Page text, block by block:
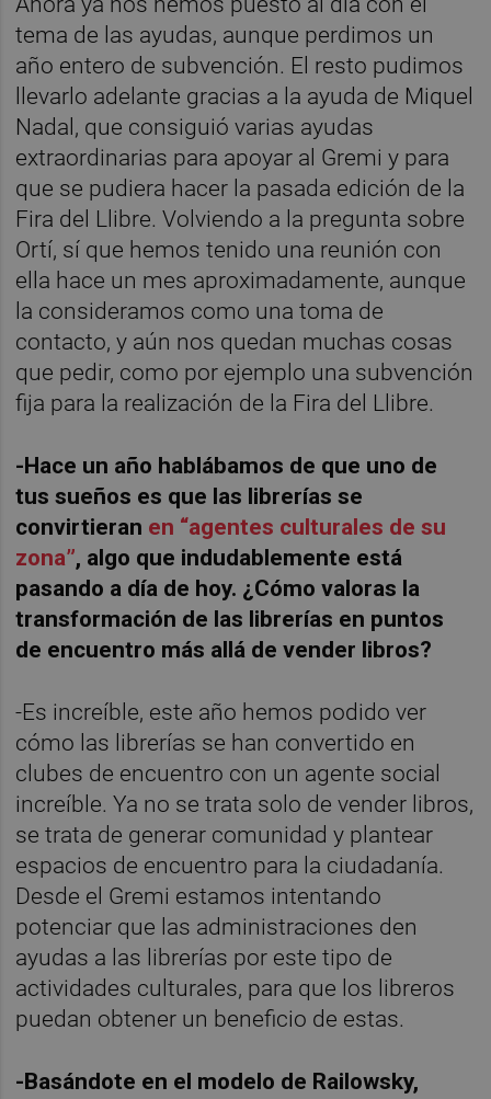
tema de las ayudas, aunque perdimos un
año entero de subvención. El resto pudimos
llevarlo adelante gracias a la ayuda de Miquel
Nadal, que consiguió varias ayudas
extraordinarias para apoyar al Gremi y para
que se pudiera hacer la pasada edición de la
Fira del Llibre. Volviendo a la pregunta sobre
Ortí, sí que hemos tenido una reunión con
ella hace un mes aproximadamente, aunque
la consideramos como una toma de
contacto, y aún nos quedan muchas cosas
que pedir, como por ejemplo una subvención
fija para la realización de la Fira del Llibre.
-Hace un año hablábamos de que uno de
tus sueños es que las librerías se
convirtieran en “agentes culturales de su
zona”, algo que indudablemente está
pasando a día de hoy. ¿Cómo valoras la
transformación de las librerías en puntos
de encuentro más allá de vender libros?
-Es increíble, este año hemos podido ver
cómo las librerías se han convertido en
clubes de encuentro con un agente social
increíble. Ya no se trata solo de vender libros,
se trata de generar comunidad y plantear
espacios de encuentro para la ciudadanía.
Desde el Gremi estamos intentando
potenciar que las administraciones den
ayudas a las librerías por este tipo de
actividades culturales, para que los libreros
puedan obtener un beneficio de estas.
-Basándote en el modelo de Railowsky,